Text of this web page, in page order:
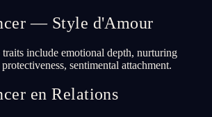
— Style d'Amour
include emotional depth, nurturing
sentimental attachment.
en Relations